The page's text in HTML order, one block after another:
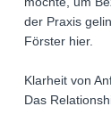
der Praxis
Förster hier.
Klarheit von
Das